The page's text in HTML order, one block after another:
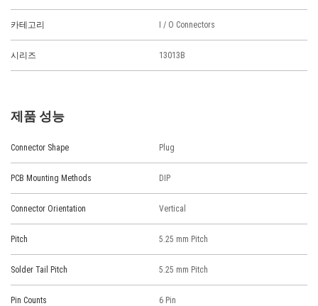
카테고리 I / O Connectors
시리즈 13013B
제품 성능
Connector Shape Plug
PCB Mounting Methods DIP
Connector Orientation Vertical
Pitch 5.25 mm Pitch
Solder Tail Pitch 5.25 mm Pitch
Pin Counts 6 Pin